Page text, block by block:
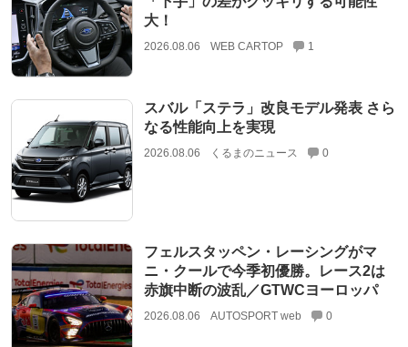
大！
2026.08.06 WEB CARTOP 1
スバル「ステラ」改良モデル発表 さら
なる性能向上を実現
2026.08.06 くるまのニュース 0
フェルスタッペン・レーシングがマ
ニ・クールで今季初優勝。レース2は
赤旗中断の波乱／GTWCヨーロッパ
2026.08.06 AUTOSPORT web 0